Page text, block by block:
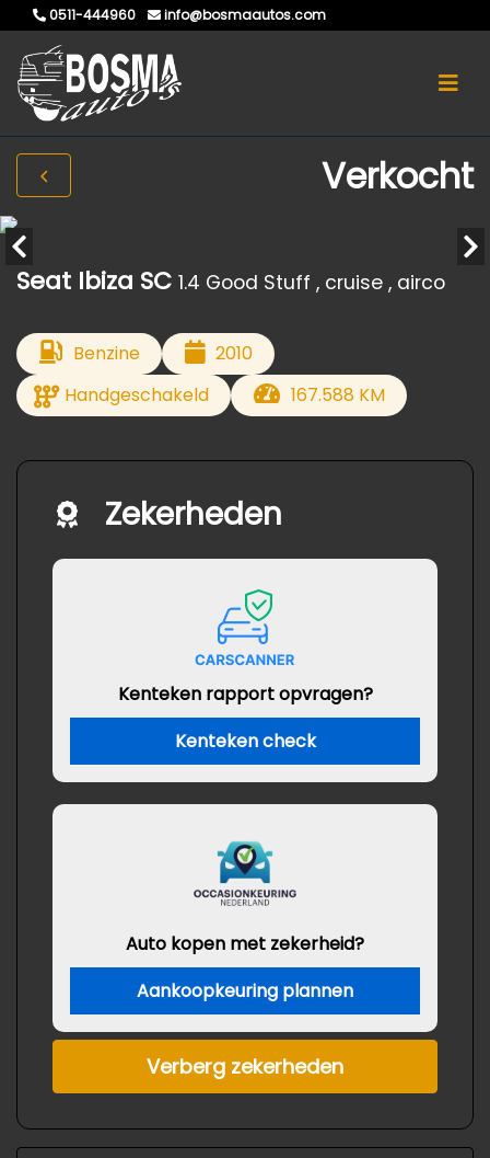
0511-444960 info@bosmaautos.com
Verkocht
Seat Ibiza SC 1.4 Good Stuff , cruise , airco
Benzine
2010
Handgeschakeld
167.588 KM
Zekerheden
Kenteken rapport opvragen?
Kenteken check
Auto kopen met zekerheid?
Aankoopkeuring plannen
Verberg zekerheden